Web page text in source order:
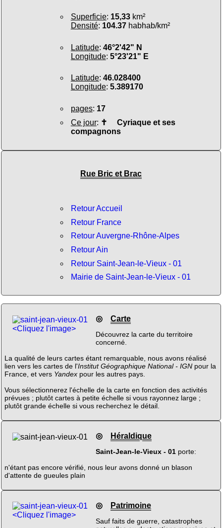
Superficie: 15,33km²
Densité: 104.37habhab/km²
Latitude: 46°2'42" N
Longitude: 5°23'21" E
Latitude: 46.028400
Longitude: 5.389170
pages: 17
Ce jour: ✝ Cyriaque et ses
compagnons
Rue Bric et Brac
Retour Accueil
Retour France
Retour Auvergne-Rhône-Alpes
Retour Ain
Retour Saint-Jean-le-Vieux - 01
Mairie de Saint-Jean-le-Vieux - 01
<Cliquez l'image>
◎ Carte
Découvrez la carte du territoire
concerné.
La qualité de leurs cartes étant remarquable, nous avons réalisé
lien vers les cartes de l'Institut Géographique National - IGNpour la
France, et vers Yandexpour les autres pays.
Vous sélectionnerez l'échelle de la carte en fonction des activités
prévues ; plutôt cartes à petite échelle si vous rayonnez large ;
plutôt grande échelle si vous recherchez le détail.
◎ Héraldique
Saint-Jean-le-Vieux - 01porte:
n'étant pas encore vérifié, nous leur avons donné un blason
d'attente de gueules plain
<Cliquez l'image>
◎ Patrimoine
Sauf faits de guerre, catastrophes